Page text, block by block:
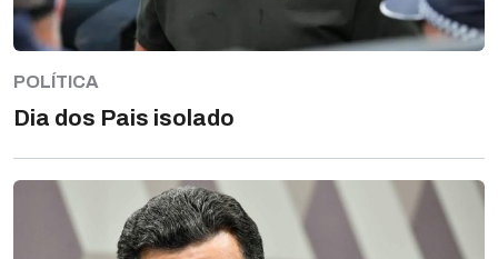
POLÍTICA
Dia dos Pais isolado